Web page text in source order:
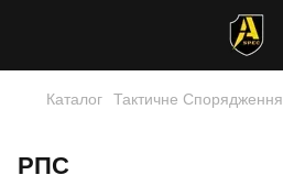
Каталог Тактичне Спорядження
РПС